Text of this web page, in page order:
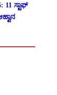
11 ಸ್ಟಾಫ್